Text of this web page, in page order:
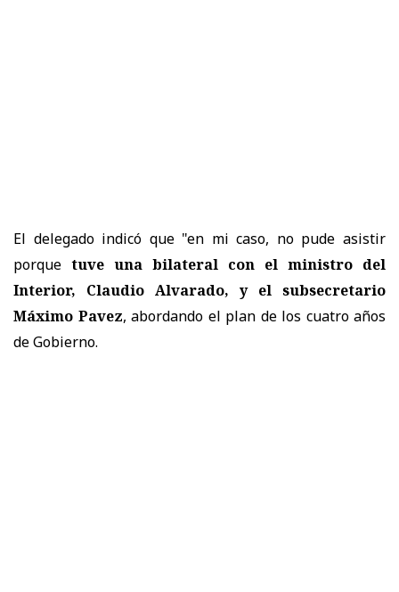
El delegado indicó que "en mi caso, no pude asistir
porque tuve una bilateral con el ministro del
Interior, Claudio Alvarado, y el subsecretario
Máximo Pavez, abordando el plan de los cuatro años
de Gobierno.